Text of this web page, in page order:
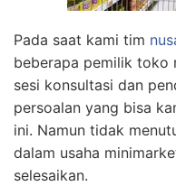
Pada saat kami tim
beberapa pemilik toko
sesi konsultasi dan
persoalan yang bisa
ini. Namun tidak
dalam usaha
selesaikan.